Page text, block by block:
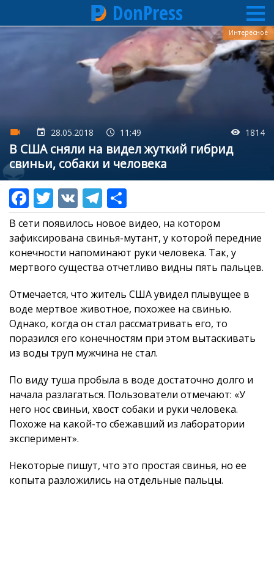
DonPress
28.05.2018 11:49 1814
В США сняли на видел жуткий гибрид
свиньи, собаки и человека
Интересное
В сети появилось новое видео, на котором
зафиксирована свинья-мутант, у которой передние
конечности напоминают руки человека. Так, у
мертвого существа отчетливо видны пять пальцев.
Отмечается, что житель США увидел плывущее в
воде мертвое животное, похожее на свинью.
Однако, когда он стал рассматривать его, то
поразился его конечностям при этом вытаскивать
из воды труп мужчина не стал.
По виду туша пробыла в воде достаточно долго и
начала разлагаться. Пользователи отмечают: «У
него нос свиньи, хвост собаки и руки человека.
Похоже на какой-то сбежавший из лаборатории
эксперимент».
Некоторые пишут, что это простая свинья, но ее
копыта разложились на отдельные пальцы.